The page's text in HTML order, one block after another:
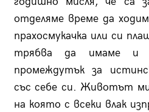
отделяме време да
прахосмукачка или си
трябва да имаме и
промеждутък за
със себе си. Животът ми
на която с всеки влак